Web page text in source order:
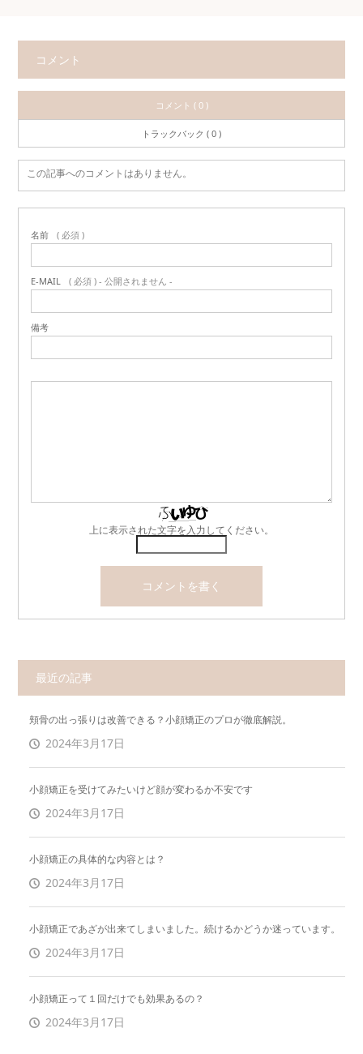
コメント
コメント ( 0 )
トラックバック ( 0 )
この記事へのコメントはありません。
名前 ( 必須 )
E-MAIL ( 必須 ) - 公開されません -
備考
上に表示された文字を入力してください。
最近の記事
頬骨の出っ張りは改善できる？小顔矯正のプロが徹底解説。
2024年3月17日
小顔矯正を受けてみたいけど顔が変わるか不安です
2024年3月17日
小顔矯正の具体的な内容とは？
2024年3月17日
小顔矯正であざが出来てしまいました。続けるかどうか迷っています。
2024年3月17日
小顔矯正って１回だけでも効果あるの？
2024年3月17日